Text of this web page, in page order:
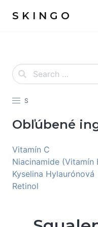
S K I N G O
S
Obľúbené
Vitamín C
Niacinamide (Vitamín
Kyselina Hylaurónová
Retinol